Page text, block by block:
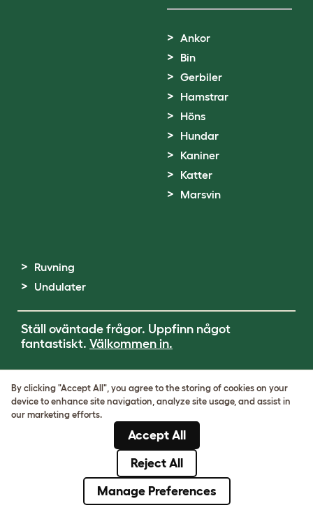
Ankor
Bin
Gerbiler
Hamstrar
Höns
Hundar
Kaniner
Katter
Marsvin
Ruvning
Undulater
Ställ oväntade frågor. Uppfinn något
fantastiskt. Välkommen in.
Cookie & Privacy Policy
Cookie Settings
VAT-nummer: SE502080795301
Organisationsnummer: 05028498
By clicking "Accept All", you agree to the storing of cookies on your
device to enhance site navigation, analyze site usage, and assist in
our marketing efforts.
Accept All
Reject All
Manage Preferences